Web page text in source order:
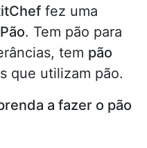
fez uma
. Tem pão para
tem pão
que utilizam pão.
a fazer o pão